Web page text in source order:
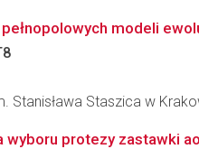
modeli
Stanisława Staszica w
protezy zastawki